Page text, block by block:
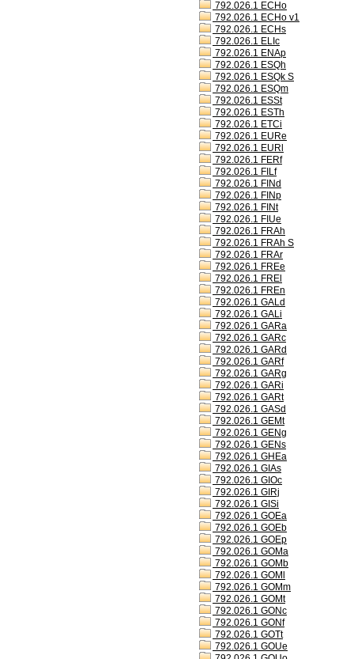
792.026.1 ECHo
792.026.1 ECHo v1
792.026.1 ECHs
792.026.1 ELIc
792.026.1 ENAp
792.026.1 ESQh
792.026.1 ESQk S
792.026.1 ESQm
792.026.1 ESSt
792.026.1 ESTh
792.026.1 ETCi
792.026.1 EURe
792.026.1 EURl
792.026.1 FERf
792.026.1 FILf
792.026.1 FINd
792.026.1 FINp
792.026.1 FINt
792.026.1 FIUe
792.026.1 FRAh
792.026.1 FRAh S
792.026.1 FRAr
792.026.1 FREe
792.026.1 FREl
792.026.1 FREn
792.026.1 GALd
792.026.1 GALi
792.026.1 GARa
792.026.1 GARc
792.026.1 GARd
792.026.1 GARf
792.026.1 GARg
792.026.1 GARi
792.026.1 GARt
792.026.1 GASd
792.026.1 GEMt
792.026.1 GENg
792.026.1 GENs
792.026.1 GHEa
792.026.1 GIAs
792.026.1 GIOc
792.026.1 GIRj
792.026.1 GISi
792.026.1 GOEa
792.026.1 GOEb
792.026.1 GOEp
792.026.1 GOMa
792.026.1 GOMb
792.026.1 GOMl
792.026.1 GOMm
792.026.1 GOMt
792.026.1 GONc
792.026.1 GONf
792.026.1 GOTt
792.026.1 GOUe